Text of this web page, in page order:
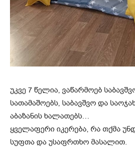
უკვე 7 წელია, ვაწარმოებ
სათამაშოებს, საბავშვო და
აბაზანის ხალათებს…
ყველაფერი იკერება, რა თქმა
სუფთა და უსაფრთხო მასალით.